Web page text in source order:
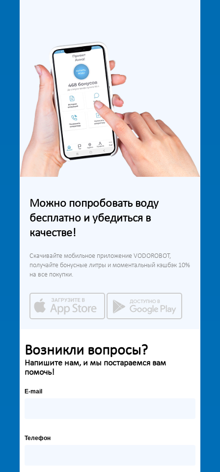
Можно попробовать воду
бесплатно и убедиться в
качестве!
Скачивайте мобильное приложение VODOROBOT,
получайте бонусные литры и моментальный кэшбэк 10%
на все покупки.
Возникли вопросы?
Напишите нам, и мы постараемся вам
помочь!
E-mail
Телефон